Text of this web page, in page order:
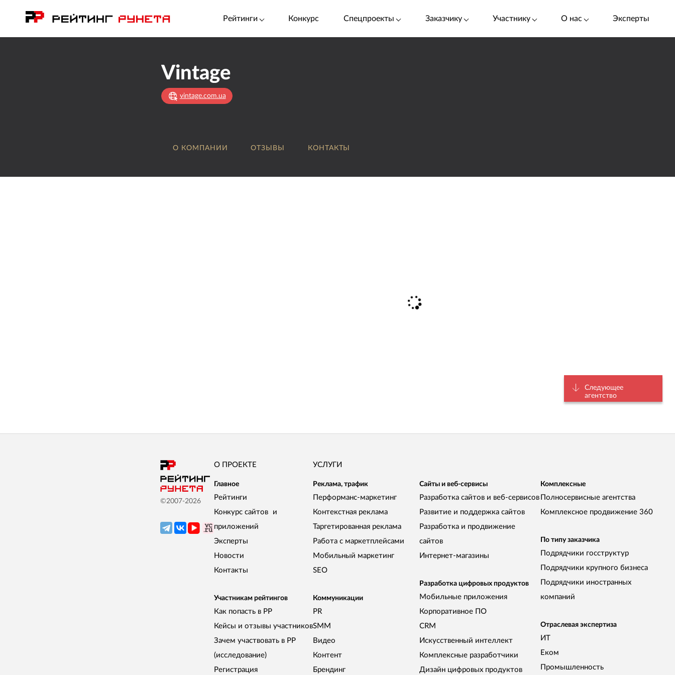
Рейтинги Конкурс Спецпроекты Заказчику Участнику О нас Эксперты
Vintage
vintage.com.ua
О КОМПАНИИ ОТЗЫВЫ КОНТАКТЫ
Следующее
агентство
©2007-2026
О ПРОЕКТЕ
Главное
Рейтинги
Конкурс сайтов и
приложений
Эксперты
Новости
Контакты
Участникам рейтингов
Как попасть в РР
Кейсы и отзывы участников
Зачем участвовать в РР
(исследование)
Регистрация
УСЛУГИ
Реклама, трафик
Перформанс-маркетинг
Контекстная реклама
Таргетированная реклама
Работа с маркетплейсами
Мобильный маркетинг
SEO
Коммуникации
PR
SMM
Видео
Контент
Брендинг
Сайты и веб-сервисы
Разработка сайтов и веб-сервисов
Развитие и поддержка сайтов
Разработка и продвижение
сайтов
Интернет-магазины
Разработка цифровых продуктов
Мобильные приложения
Корпоративное ПО
CRM
Искусственный интеллект
Комплексные разработчики
Дизайн цифровых продуктов
Комплексные
Полносервисные агентства
Комплексное продвижение 360
По типу заказчика
Подрядчики госструктур
Подрядчики крупного бизнеса
Подрядчики иностранных
компаний
Отраслевая экспертиза
ИТ
Еком
Промышленность